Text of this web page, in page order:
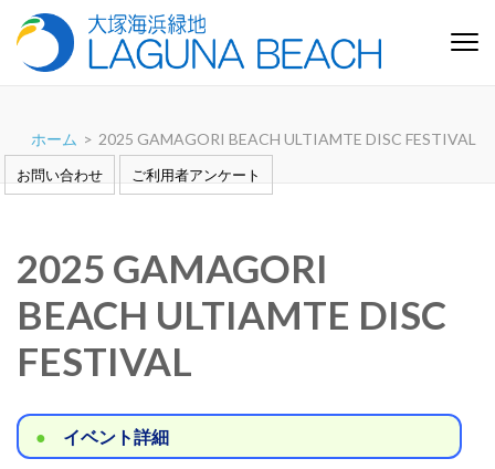
ン
ス
キ
(Enter
す)
大塚海浜緑地「ラグーナビー
チ」
お問い合わせ ご利用者アンケート
ホーム > 2025 GAMAGORI BEACH ULTIAMTE DISC FESTIVAL
2025 GAMAGORI
BEACH ULTIAMTE DISC
FESTIVAL
イベント詳細